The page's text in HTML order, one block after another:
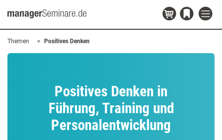
Themen Positives Denken
Positives Denken in
Führung, Training und
Personalentwicklung